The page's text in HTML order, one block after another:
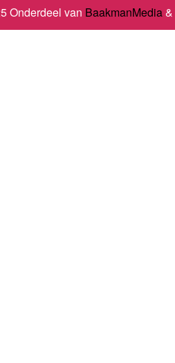
Onderdeel van BaakmanMedia&